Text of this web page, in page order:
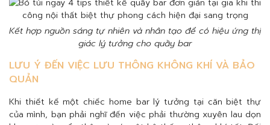
Kết hợp nguồn sáng tự nhiên và nhân tạo để có hiệu ứng thị
giác lý tưởng cho quầy bar
LƯU Ý ĐẾN VIỆC LƯU THÔNG KHÔNG KHÍ VÀ BẢO
QUẢN
Khi thiết kế một chiếc home bar lý tưởng tại căn biệt thự
của mình, bạn phải nghĩ đến việc phải thường xuyên lau dọn